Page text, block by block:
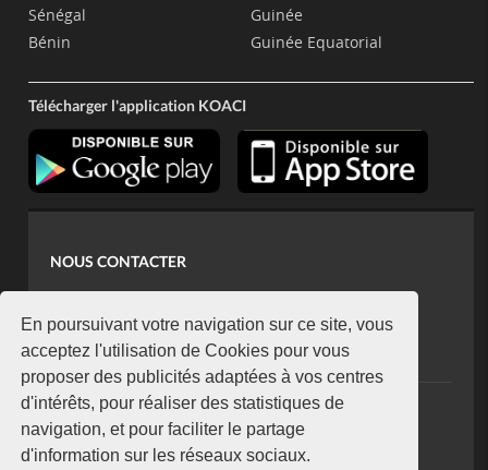
En poursuivant votre navigation sur ce site, vous
acceptez l'utilisation de Cookies pour vous
proposer des publicités adaptées à vos centres
d'intérêts, pour réaliser des statistiques de
navigation, et pour faciliter le partage
d'information sur les réseaux sociaux.
Sénégal
Bénin
Guinée
Guinée Equatorial
Télécharger l'application KOACI
NOUS CONTACTER
koaci@yahoo.fr
+225 07 08 85 52 93
NEWSLETTER
Restez connecté via notre newsletter